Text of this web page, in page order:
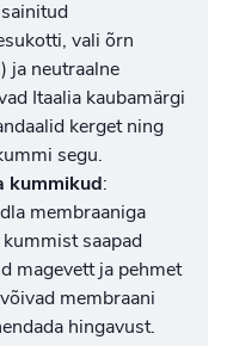
vali õrn
ja neutraalne
Itaalia kaubamärgi
kerget ning
segu.
kummikud :
membraaniga
saapad
magevett ja pehmet
membraani
hingavust.